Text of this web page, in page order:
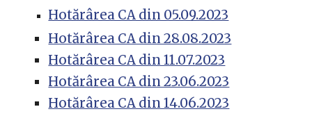
Hotărârea CA din 05.09.2023
Hotărârea CA din 28.08.2023
Hotărârea CA din 11.07.2023
Hotărârea CA din 23.06.2023
Hotărârea CA din 14.06.2023